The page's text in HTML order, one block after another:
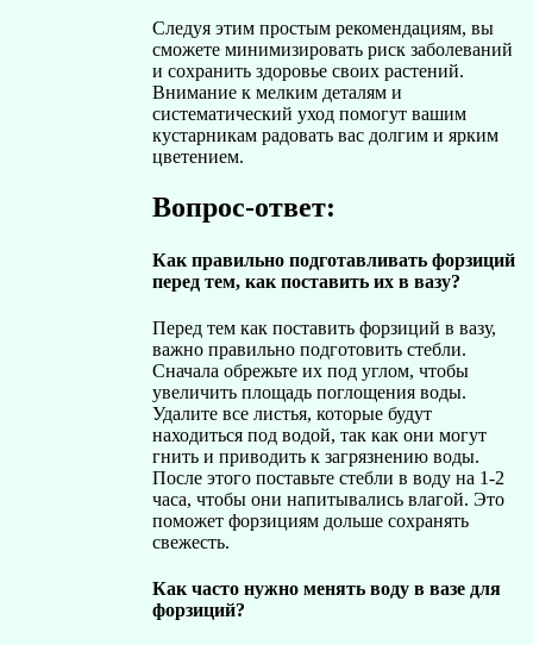
Следуя этим простым рекомендациям, вы
сможете минимизировать риск заболеваний
и сохранить здоровье своих растений.
Внимание к мелким деталям и
систематический уход помогут вашим
кустарникам радовать вас долгим и ярким
цветением.
Вопрос-ответ:
Как правильно подготавливать форзиций
перед тем, как поставить их в вазу?
Перед тем как поставить форзиций в вазу,
важно правильно подготовить стебли.
Сначала обрежьте их под углом, чтобы
увеличить площадь поглощения воды.
Удалите все листья, которые будут
находиться под водой, так как они могут
гнить и приводить к загрязнению воды.
После этого поставьте стебли в воду на 1-2
часа, чтобы они напитывались влагой. Это
поможет форзициям дольше сохранять
свежесть.
Как часто нужно менять воду в вазе для
форзиций?